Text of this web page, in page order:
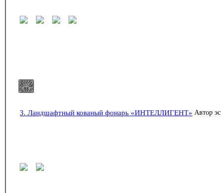
3. Ландшафтный кованый фонарь «ИНТЕЛЛИГЕНТ» Автор